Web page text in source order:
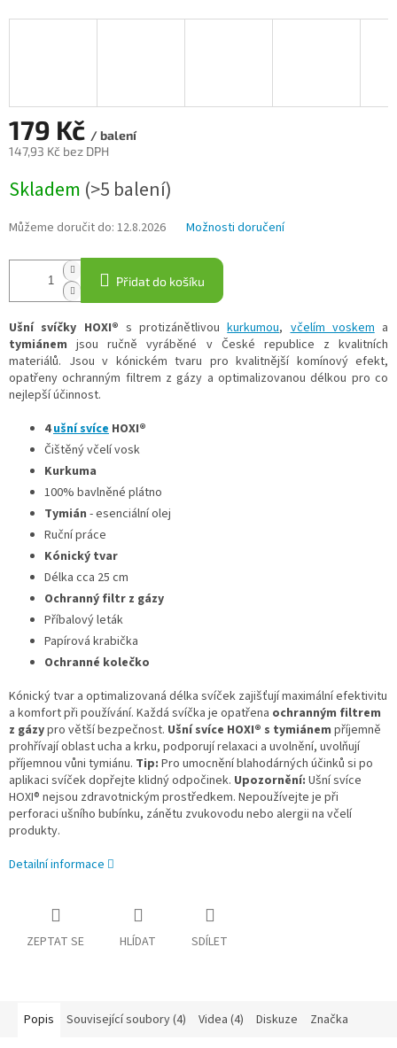
179 Kč / balení
147,93 Kč bez DPH
cena:
Skladem (>5 balení)
Můžeme doručit do: 12.8.2026 Možnosti doručení
Přidat do košíku
Ušní svíčky HOXI® s protizánětlivoukurkumou,včelím voskema
tymiánem jsou ručně vyráběné v České republice z kvalitních
materiálů. Jsou v kónickém tvaru pro kvalitnější komínový efekt,
opatřeny ochranným filtrem z gázy a optimalizovanou délkou pro co
nejlepší účinnost.
4ušní svíce HOXI®
Čištěnývčelívosk
Kurkuma
100% bavlněné plátno
Tymián - esenciální olej
Ručnípráce
Kónický tvar
Délka cca 25 cm
Ochranný filtr z gázy
Příbalový leták
Papírová krabička
Ochranné kolečko
Kónický tvar a optimalizovaná délka svíček zajišťují maximální efektivitu
a komfort při používání. Každá svíčka je opatřena ochranným filtrem
z gázypro větší bezpečnost. Ušní svíce HOXI® s tymiánem příjemně
prohřívají oblast ucha a krku, podporují relaxaci a uvolnění, uvolňují
příjemnou vůni tymiánu. Tip: Pro umocnění blahodárných účinků si po
aplikaci svíček dopřejte klidný odpočinek. Upozornění: Ušní svíce
HOXI® nejsou zdravotnickým prostředkem. Nepoužívejte je při
perforaci ušního bubínku, zánětu zvukovodu nebo alergii na včelí
produkty.
Detailní informace
ZEPTAT SE HLÍDAT SDÍLET
Popis Související soubory (4) Videa (4) Diskuze Značka